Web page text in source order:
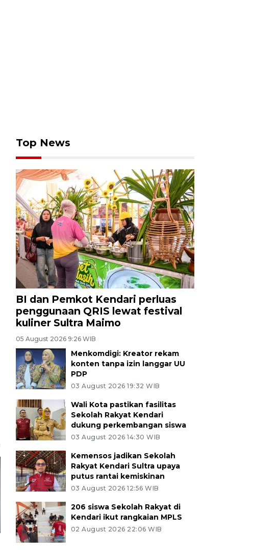
Top News
BI dan Pemkot Kendari perluas
penggunaan QRIS lewat festival
kuliner Sultra Maimo
05 August 2026 9:26 WIB
Menkomdigi: Kreator rekam
konten tanpa izin langgar UU
PDP
03 August 2026 19:32 WIB
Wali Kota pastikan fasilitas
Sekolah Rakyat Kendari
dukung perkembangan siswa
03 August 2026 14:30 WIB
Kemensos jadikan Sekolah
Rakyat Kendari Sultra upaya
putus rantai kemiskinan
03 August 2026 12:56 WIB
206 siswa Sekolah Rakyat di
Kendari ikut rangkaian MPLS
02 August 2026 22:06 WIB